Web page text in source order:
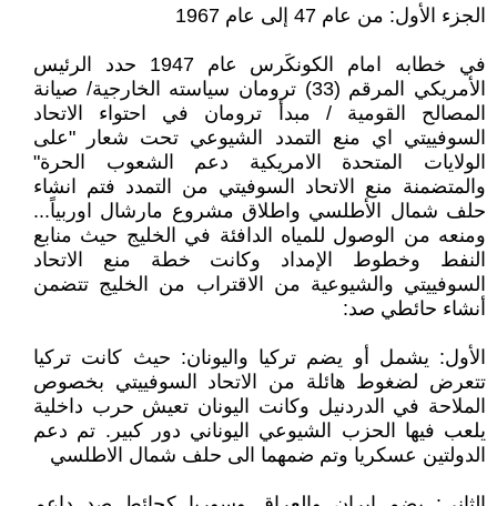
الجزء الأول: من عام 47 إلى عام 1967
في خطابه امام الكونكَرس عام 1947 حدد الرئيس
الأمريكي المرقم (33) ترومان سياسته الخارجية/ صيانة
المصالح القومية / مبدأ ترومان في احتواء الاتحاد
السوفييتي اي منع التمدد الشيوعي تحت شعار "على
الولايات المتحدة الامريكية دعم الشعوب الحرة"
والمتضمنة منع الاتحاد السوفيتي من التمدد فتم انشاء
حلف شمال الأطلسي واطلاق مشروع مارشال اوربياً...
ومنعه من الوصول للمياه الدافئة في الخليج حيث منابع
النفط وخطوط الإمداد وكانت خطة منع الاتحاد
السوفييتي والشيوعية من الاقتراب من الخليج تتضمن
أنشاء حائطي صد:
الأول: يشمل أو يضم تركيا واليونان: حيث كانت تركيا
تتعرض لضغوط هائلة من الاتحاد السوفييتي بخصوص
الملاحة في الدردنيل وكانت اليونان تعيش حرب داخلية
يلعب فيها الحزب الشيوعي اليوناني دور كبير. تم دعم
الدولتين عسكريا وتم ضمهما الى حلف شمال الاطلسي